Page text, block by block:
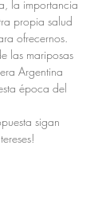
la importancia
propia salud
ofrecernos.
las mariposas
Argentina
época del
sigan